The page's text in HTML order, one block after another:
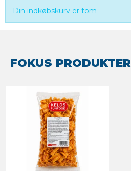
Din indkøbskurv er tom
FOKUS PRODUKTER